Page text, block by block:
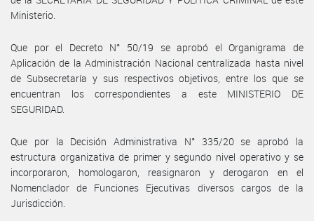
Ministerio.
Que por el Decreto N° 50/19 se aprobó el Organigrama de
Aplicación de la Administración Nacional centralizada hasta nivel
de Subsecretaría y sus respectivos objetivos, entre los que se
encuentran los correspondientes a este MINISTERIO DE
SEGURIDAD.
Que por la Decisión Administrativa N° 335/20 se aprobó la
estructura organizativa de primer y segundo nivel operativo y se
incorporaron, homologaron, reasignaron y derogaron en el
Nomenclador de Funciones Ejecutivas diversos cargos de la
Jurisdicción.